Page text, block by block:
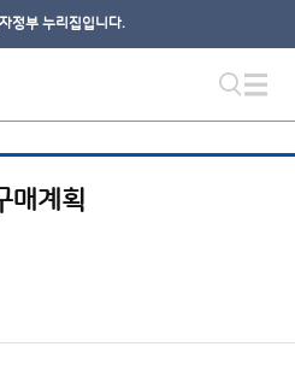
정부 누리집입니다.
매계획